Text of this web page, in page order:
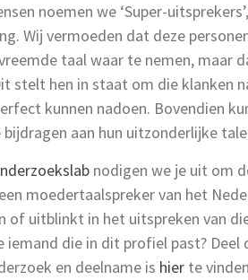
noemen we ‘Super-
Wij vermoeden dat deze
taal waar te nemen, maar
stelt hen in staat om die klanken
kunnen nadoen. Bovendien
aan hun uitzonderlijke
nodigen we je uit om
moedertaalspreker van het
of uitblinkt in het uitspreken van
die in dit profiel past? Deel
en deelname is hier te